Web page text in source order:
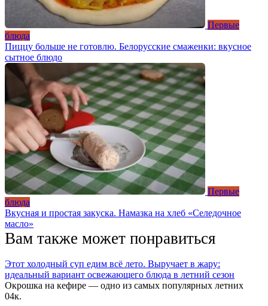
Первые
блюда
Пиццу больше не готовлю. Белорусские смаженки: вкусное
сытное блюдо
Первые
блюда
Вкусная и простая закуска. Намазка на хлеб «Селедочное
масло»
Вам также может понравиться
Этот холодный суп едим всё лето. Выручает в жару:
идеальный вариант освежающего блюда в летний сезон
Окрошка на кефире — одно из самых популярных летних
04к.